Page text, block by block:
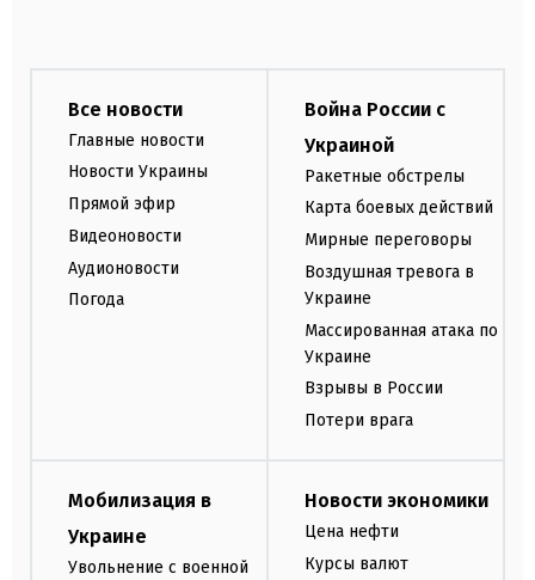
Все новости
Главные новости
Новости Украины
Прямой эфир
Видеоновости
Аудионовости
Погода
Война России с
Украиной
Ракетные обстрелы
Карта боевых действий
Мирные переговоры
Воздушная тревога в
Украине
Массированная атака по
Украине
Взрывы в России
Потери врага
Мобилизация в
Украине
Увольнение с военной
Новости экономики
Цена нефти
Курсы валют